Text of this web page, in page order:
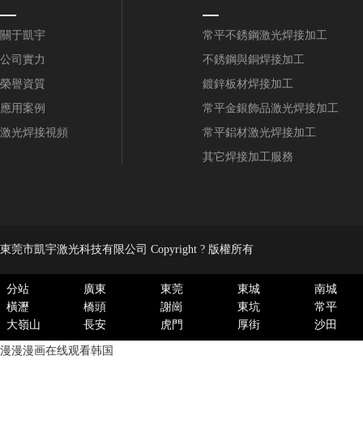
關于凱宇
公司實力
榮譽資質
應用案例
激光焊接視頻
常平不銹鋼激光焊接加工
不銹鋼與銅焊接加工
鍍鋅板材焊接加工
常平金銀飾品激光焊接加工
常平鋁材激光焊接加工
其它焊接加工服務
東莞市凱宇激光科技有限公司 Copyright ? 版權所有
分站 廣東 東莞 東城
南城
橫瀝
橋頭 謝崗 東坑
常平
大嶺山
長安 虎門 厚街 沙田
漫漫漫画在线观看韩国